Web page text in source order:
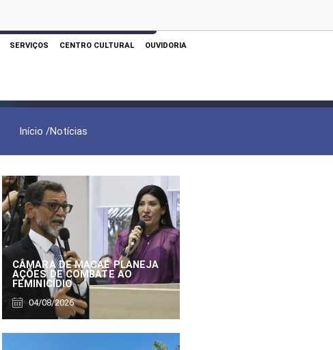
SERVIÇOS CENTRO CULTURAL OUVIDORIA
Início /Notícias
CÂMARA DE MACAÉ PLANEJA
AÇÕES DE COMBATE AO
FEMINICÍDIO
04/08/2026